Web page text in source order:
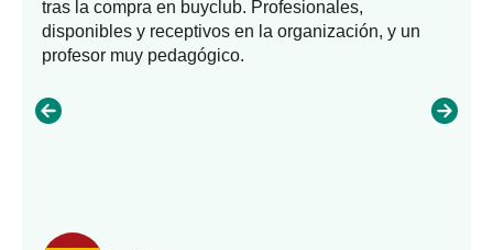
tras la compra en buyclub. Profesionales,
disponibles y receptivos en la organización, y un
profesor muy pedagógico.